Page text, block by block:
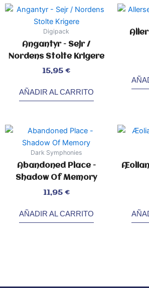
Digipack
Angantyr – Sejr /
Nordens Stolte Krigere
15,95 €
AÑADIR AL CARRITO
Dark Symphonies
Abandoned Place –
Shadow Of Memory
11,95 €
AÑADIR AL CARRITO
Æolian